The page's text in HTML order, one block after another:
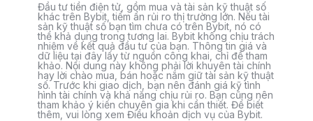
Đầu tư tiền điện tử, gồm mua và tài sản kỹ thuật số
khác trên Bybit, tiềm ẩn rủi ro thị trường lớn. Nếu tài
sản kỹ thuật số bạn tìm chưa có trên Bybit, nó có
thể khả dụng trong tương lai. Bybit không chịu trách
nhiệm về kết quả đầu tư của bạn. Thông tin giá và
dữ liệu tại đây lấy từ nguồn công khai, chỉ để tham
khảo. Nội dung này không phải lời khuyên tài chính
hay lời chào mua, bán hoặc nắm giữ tài sản kỹ thuật
số. Trước khi giao dịch, bạn nên đánh giá kỹ tình
hình tài chính và khả năng chịu rủi ro. Bạn cũng nên
tham khảo ý kiến chuyên gia khi cần thiết. Để biết
thêm, vui lòng xem Điều khoản dịch vụ của Bybit.